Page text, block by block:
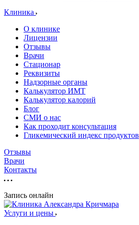
Клиника
О клинике
Лицензии
Отзывы
Врачи
Стационар
Реквизиты
Надзорные органы
Калькулятор ИМТ
Калькулятор калорий
Блог
СМИ о нас
Как проходит консультация
Гликемический индекс продуктов
Отзывы
Врачи
Контакты
Запись онлайн
Услуги и цены